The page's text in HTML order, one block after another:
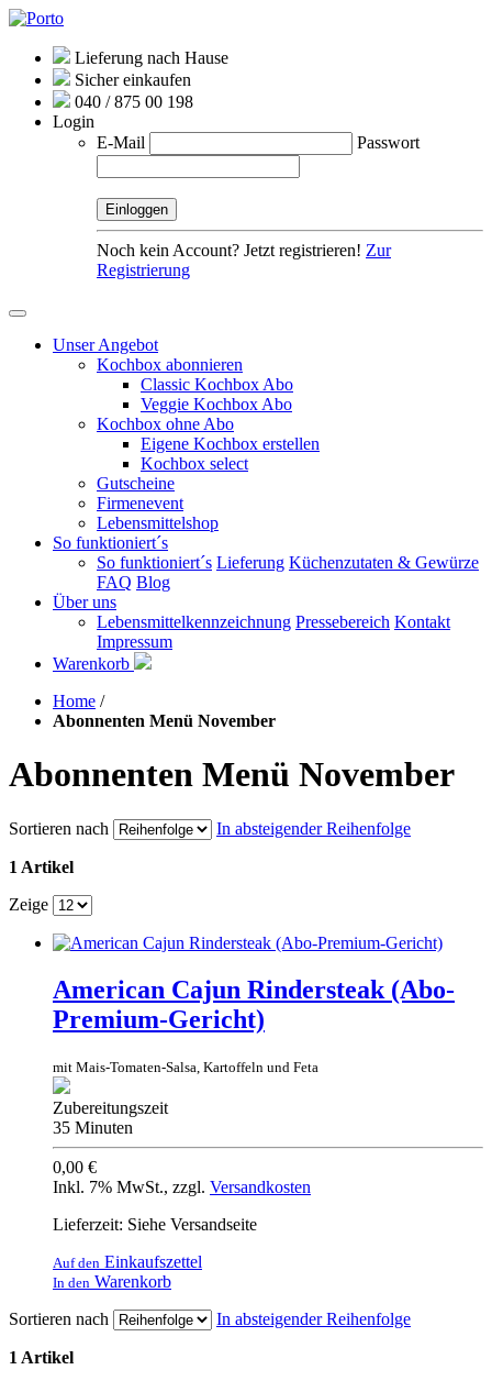
Lieferung nach Hause
Sicher einkaufen
040 / 875 00 198
Login
E-Mail
Passwort
Noch kein Account? Jetzt registrieren! Zur
Registrierung
Unser Angebot
Kochbox abonnieren
Classic Kochbox Abo
Veggie Kochbox Abo
Kochbox ohne Abo
Eigene Kochbox erstellen
Kochbox select
Gutscheine
Firmenevent
Lebensmittelshop
So funktioniert´s
So funktioniert´s Lieferung Küchenzutaten & Gewürze
FAQ Blog
Über uns
Lebensmittelkennzeichnung Pressebereich Kontakt
Impressum
Warenkorb
Home /
Abonnenten Menü November
Abonnenten Menü November
Sortieren nach In absteigender Reihenfolge
1 Artikel
Zeige
American Cajun Rindersteak (Abo-
Premium-Gericht)
mit Mais-Tomaten-Salsa, Kartoffeln und Feta
Zubereitungszeit
35 Minuten
0,00 €
Inkl. 7% MwSt., zzgl. Versandkosten
Lieferzeit: Siehe Versandseite
Auf den Einkaufszettel
In den Warenkorb
Sortieren nach
In absteigender Reihenfolge
1 Artikel